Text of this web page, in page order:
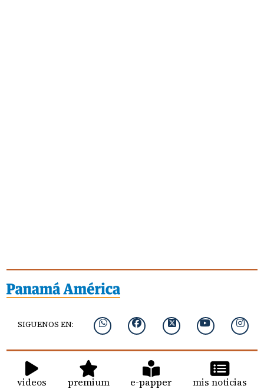
SIGUENOS EN:
videos premium e-papper mis noticias